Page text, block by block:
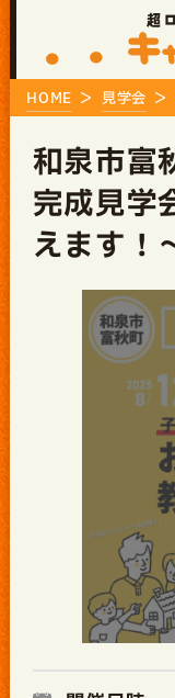
HOME 見学会
和泉市富
完成見学
えます！